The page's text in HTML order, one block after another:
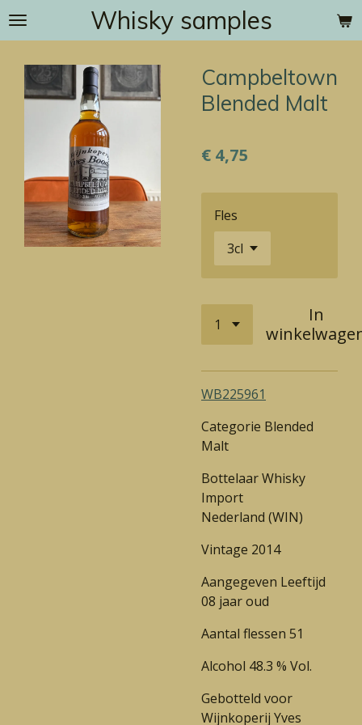
Ga
hoofdinhoud
Whisky samples
Campbeltown
Blended Malt
€ 4,75
Fles
In
WB225961
Categorie Blended
Malt
Bottelaar Whisky
Import
Nederland (WIN)
Vintage 2014
Aangegeven Leeftijd
08 jaar oud
Aantal flessen 51
Alcohol 48.3 % Vol.
Gebotteld voor
Wijnkoperij Yves